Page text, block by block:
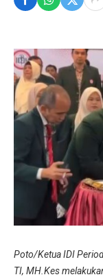
Poto/Ketua IDI
TI, MH.Kes